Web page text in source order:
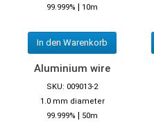
99.999% | 10m
In den Warenkorb
Aluminium wire
SKU: 009013-2
1.0 mm diameter
99.999% | 50m